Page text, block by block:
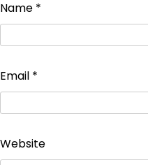
Name *
Email *
Website